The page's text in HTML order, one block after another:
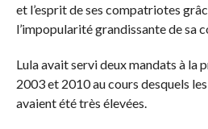
et l’esprit de ses compatriotes
l’impopularité grandissante de sa
Lula avait servi deux mandats à la
2003 et 2010 au cours desquels
avaient été très élevées.